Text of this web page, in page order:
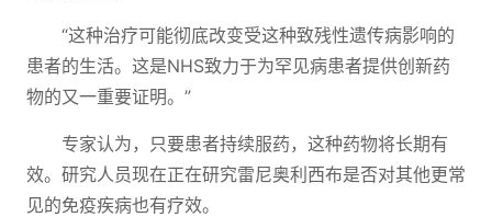
“这种治疗可能彻底改变受这种致残性遗传病影响的
患者的生活。这是NHS致力于为罕见病患者提供创新药
物的又一重要证明。”
专家认为，只要患者持续服药，这种药物将长期有
效。研究人员现在正在研究雷尼奥利西布是否对其他更常
见的免疫疾病也有疗效。